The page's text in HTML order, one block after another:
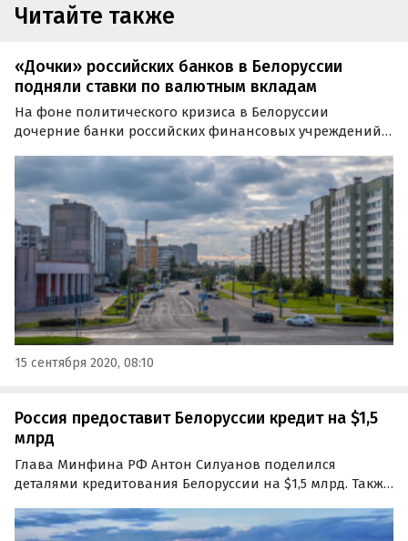
Читайте также
«Дочки» российских банков в Белоруссии
подняли ставки по валютным вкладам
На фоне политического кризиса в Белоруссии
дочерние банки российских финансовых учреждений
аналитики не советуют россиянам спешить с
размещением своих сбережений в РБ.
15 сентября 2020, 08:10
Россия предоставит Белоруссии кредит на $1,5
млрд
Глава Минфина РФ Антон Силуанов поделился
деталями кредитования Белоруссии на $1,5 млрд. Также
шаг. Данная сумма будет разбита на три транша.